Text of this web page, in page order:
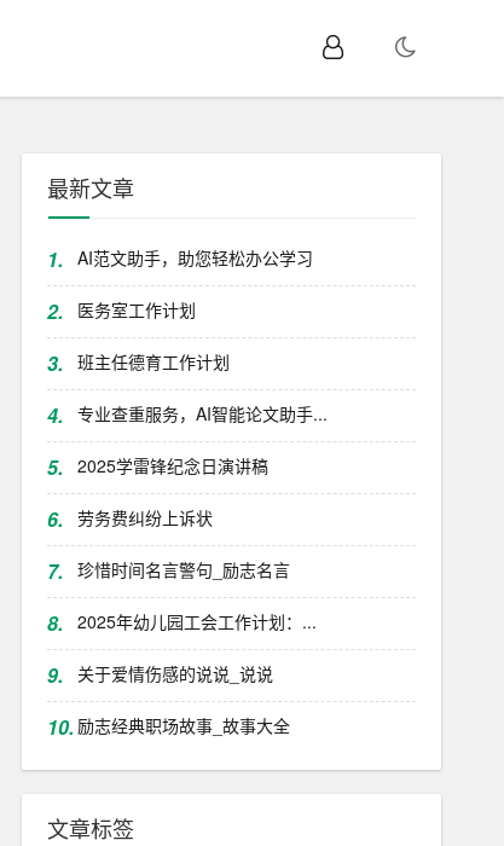
最新文章
1. AI范文助手，助您轻松办公学习
2. 医务室工作计划
3. 班主任德育工作计划
4. 专业查重服务，AI智能论文助手...
5. 2025学雷锋纪念日演讲稿
6. 劳务费纠纷上诉状
7. 珍惜时间名言警句_励志名言
8. 2025年幼儿园工会工作计划：...
9. 关于爱情伤感的说说_说说
10. 励志经典职场故事_故事大全
文章标签